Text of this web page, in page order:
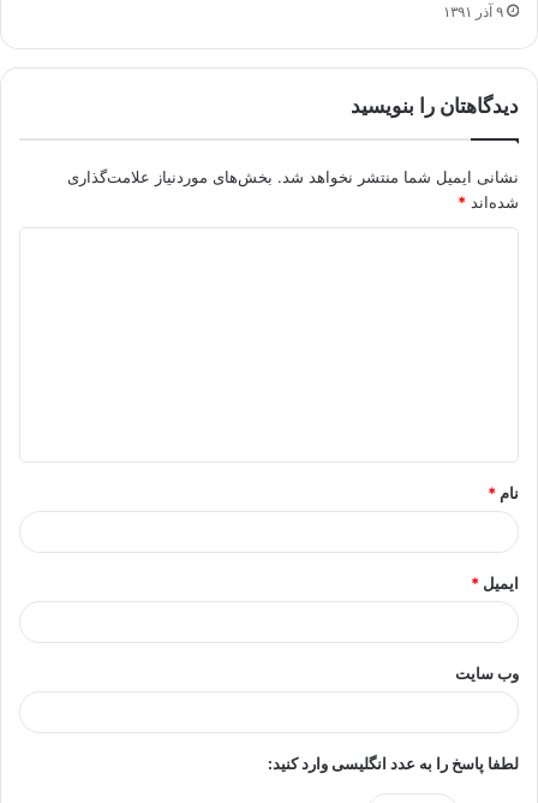
۹ آذر ۱۳۹۱
دیدگاهتان را بنویسید
نشانی ایمیل شما منتشر نخواهد شد. بخش‌های موردنیاز علامت‌گذاری
شده‌اند *
*
نام *
ایمیل *
وب‌ سایت
لطفا پاسخ را به عدد انگلیسی وارد کنید: